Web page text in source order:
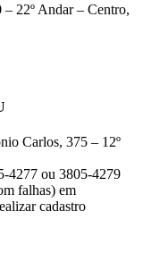
22º Andar – Centro,
Carlos, 375 – 12º
4277 ou 3805-4279
falhas) em
cadastro